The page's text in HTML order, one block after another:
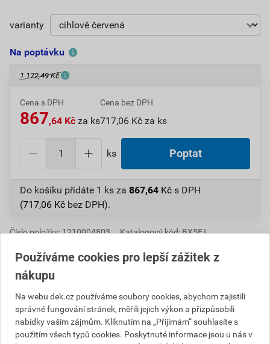
varianty
Na poptávku
1 172,49 Kč
Cena s DPH
867,64 Kč za ks
Cena bez DPH
717,06 Kč za ks
ks Poptat
Do košíku přidáte 1 ks za 867,64 Kč s DPH
(717,06 Kč bez DPH).
Číslo položky:1210004803
Katalogový kód: BX5FJ
Popis
Rozdělovací hřebenáč tvaru X je druh střešní tvarovky,
Používáme cookies pro lepší zážitek z
nákupu
Na webu dek.cz používáme soubory cookies, abychom zajistili
správné fungování stránek, měřili jejich výkon a přizpůsobili
nabídky vašim zájmům. Kliknutím na „Přijímám“ souhlasíte s
použitím všech typů cookies. Poskytnuté informace jsou u nás v